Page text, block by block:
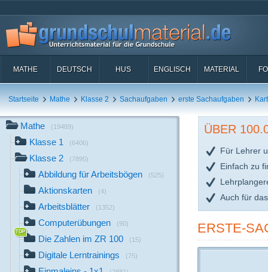
MATHE DEUTSCH HUS ENGLISCH MATERIAL
Startseite Mathe Klasse 2 Sachaufgaben erste Sachaufgaben
Mathe (19489)
Klasse 1 (6406)
Klasse 2 (7895)
Abbildung für Arbeitsbögen (525)
Aktionskarten (4)
Arbeitsblätter (1352)
Computerübungen (90)
Die Zahlen im ZR 100 (15)
Digitale Lerntrainings (75)
ÜBER
Für Lehrer
Einfach zu
Auch für
ERSTE-